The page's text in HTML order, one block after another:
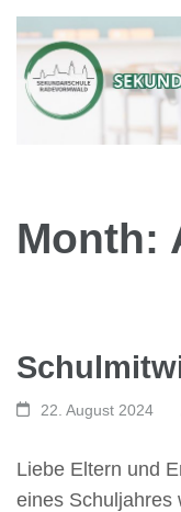
Month:
22. August 2024
Liebe Eltern und
eines Schuljahres